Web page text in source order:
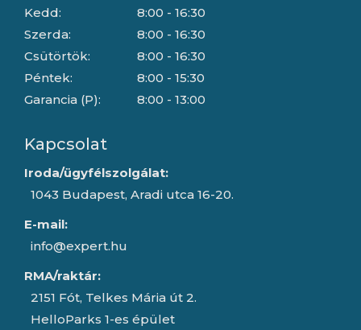
Kedd:
Szerda:
Csütörtök:
Péntek:
Garancia (P):
8:00 - 16:30
8:00 - 16:30
8:00 - 16:30
8:00 - 15:30
8:00 - 13:00
Kapcsolat
Iroda/ügyfélszolgálat:
1043 Budapest, Aradi utca 16-20.
E-mail:
info@expert.hu
RMA/raktár:
2151 Fót, Telkes Mária út 2.
HelloParks 1-es épület